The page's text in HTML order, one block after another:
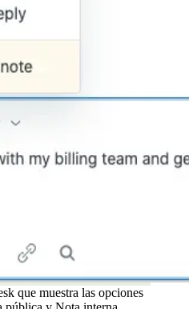
que muestra las opciones